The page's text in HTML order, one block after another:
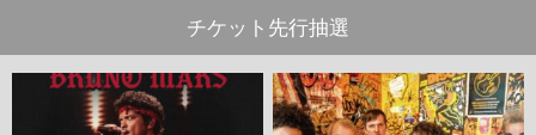
チケット先行抽選